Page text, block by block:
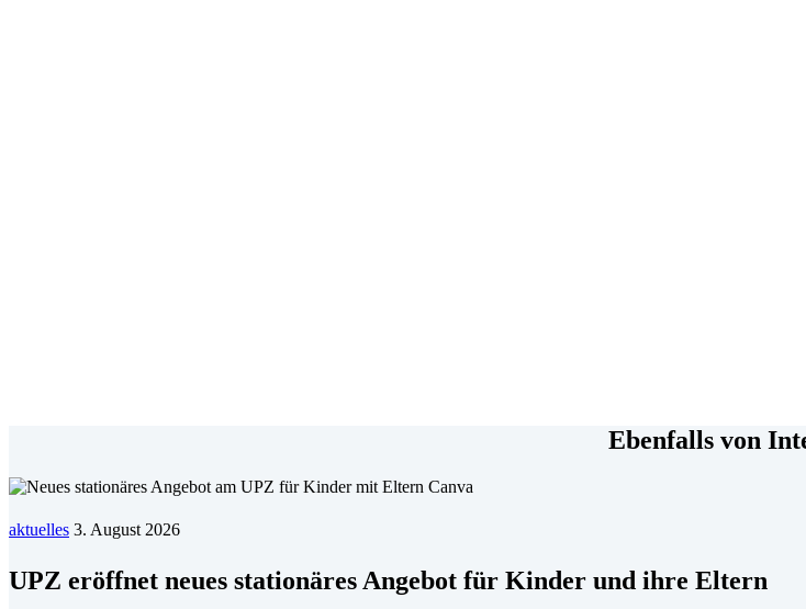
Ebenfalls von
aktuelles 3. August 2026
UPZ eröffnet neues stationäres Angebot für Kinder und ihre Eltern